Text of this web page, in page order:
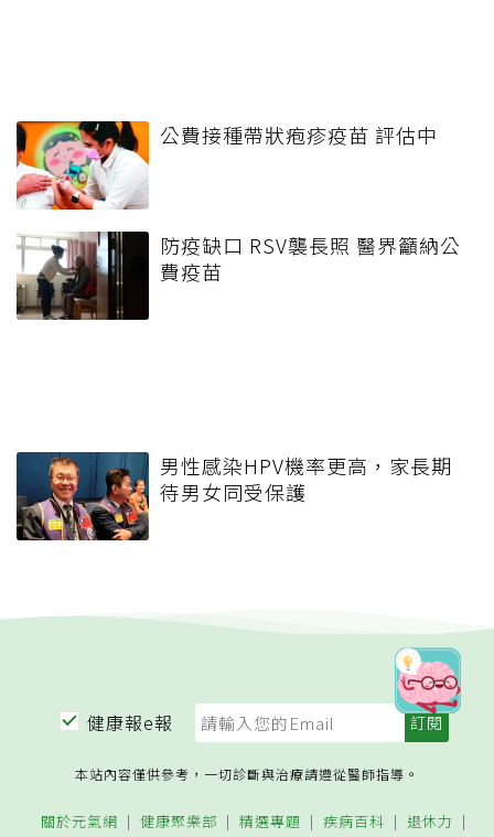
公費接種帶狀疱疹疫苗 評估中
防疫缺口 RSV襲長照 醫界籲納公
費疫苗
男性感染HPV機率更高，家長期
待男女同受保護
健康報e報
本站內容僅供參考，一切診斷與治療請遵從醫師指導。
關於元氣網 健康聚樂部 精選專題 疾病百科 退休力